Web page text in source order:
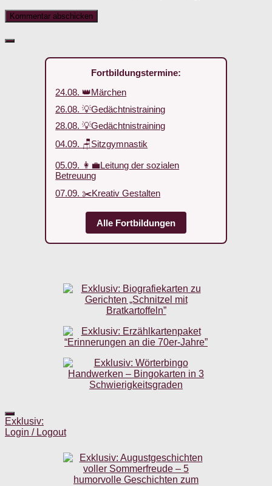
Fortbildungstermine:
24.08. 👑Märchen
26.08. 💡Gedächtnistraining
28.08. 💡Gedächtnistraining
04.09. 🪑Sitzgymnastik
05.09. 👩‍💼Leitung der sozialen
Betreuung
07.09. ✂️Kreativ Gestalten
Alle Fortbildungen
Exklusiv:
Login / Logout